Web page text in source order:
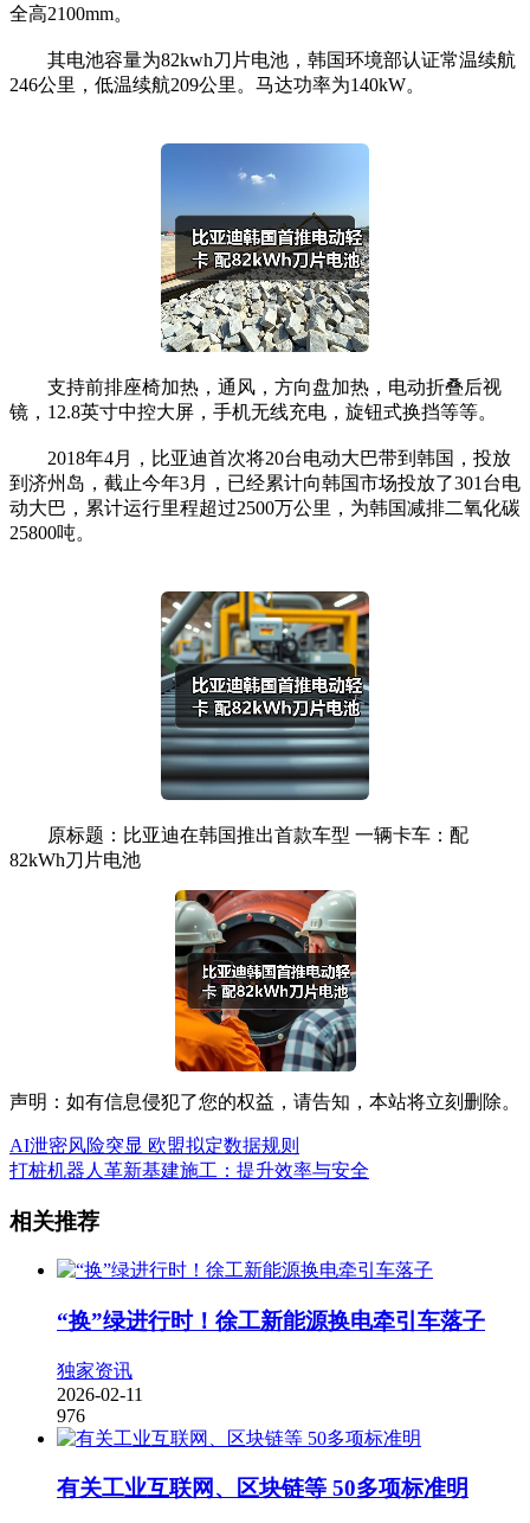
全高2100mm。
其电池容量为82kwh刀片电池，韩国环境部认证常温续航
246公里，低温续航209公里。马达功率为140kW。
支持前排座椅加热，通风，方向盘加热，电动折叠后视
镜，12.8英寸中控大屏，手机无线充电，旋钮式换挡等等。
2018年4月，比亚迪首次将20台电动大巴带到韩国，投放
到济州岛，截止今年3月，已经累计向韩国市场投放了301台电
动大巴，累计运行里程超过2500万公里，为韩国减排二氧化碳
25800吨。
原标题：比亚迪在韩国推出首款车型 一辆卡车：配
82kWh刀片电池
声明：如有信息侵犯了您的权益，请告知，本站将立刻删除。
AI泄密风险突显 欧盟拟定数据规则
打桩机器人革新基建施工：提升效率与安全
相关推荐
“换”绿进行时！徐工新能源换电牵引车落子
独家资讯
2026-02-11
976
有关工业互联网、区块链等 50多项标准明